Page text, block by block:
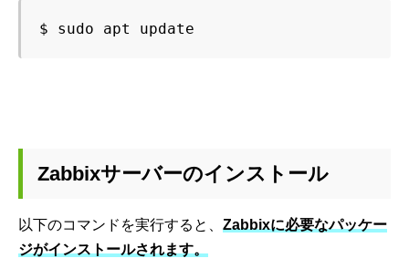
$ sudo apt update
Zabbixサーバーのインストール
以下のコマンドを実行すると、 Zabbixに必要なパッケー
ジがインストールされます。